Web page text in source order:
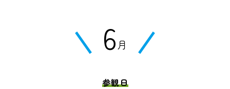
6月
参観日